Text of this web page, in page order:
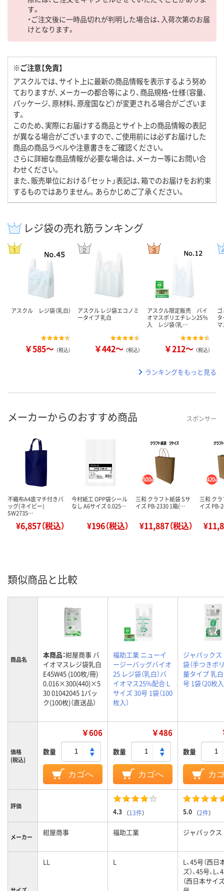
す。
・ご注文後に一時品切れが判明した場合は、入荷次第のお届
けとなります。
※ご注意【免責】
アスクルでは、サイト上に最新の商品情報を表示するよう努め
ておりますが、メーカーの都合等により、商品規格・仕様（容量、
パッケージ、原材料、原産国など）が変更される場合がございま
す。
このため、実際にお届けする商品とサイト上の商品情報の表記
が異なる場合がございますので、ご使用前には必ずお届けした
商品の商品ラベルや注意書きをご確認ください。
さらに詳細な商品情報が必要な場合は、メーカー等にお問い合
わせください。
また、販売単位における「セット」表記は、箱でのお届けをお約束
するものではありません。あらかじめご了承ください。
レジ袋の売れ筋ランキング
アスクル レジ袋（乳白）
￥585～ （税込）
アスクル レジ袋エコノミ
ータイプ 乳白
￥442～ （税込）
アスクル限定販売 バイ
オマスポリエチレン25％
入 レジ袋（乳…
￥212～ （税込）
ランキングをもっと見る
メーカーからのおすすめ商品 スポンサー
不織布A4底マチ付きバ
ッグ(ネイビー)
SW2735…
¥6,857（税込）
今村紙工 OPP袋シール
なし A6サイズ 0.025…
¥196（税込）
三和 クラフト紙袋 Sサ
イズ PB-2330 1箱(…
¥11,887（税込）
三和 ク
イズ PB-
類似商品と比較
商品名 本商品：紺屋商事 バ
イオマスレジ袋乳白
E45W45 (100枚/冊)
0.016×300(440)×5
30 01042045 1パッ
ク(100枚)（直送品）
福助工業 ニューイ
ージーバッグバイオ
25 レジ袋（乳白）バ
イオマス25%配合 L
サイズ 30号 1袋（100
枚入）
ジャパックス
袋（手つきポ
量タイプ 乳
号 1袋（20枚入
価格
(税込)
￥606
数量
カゴへ
￥486
数量
カゴへ
数量
カ
評価
4.3 （13件） 5.0 （2件）
メーカー 紺屋商事 福助工業 ジャパックス
LL L
L、45号（西日
ズ）、45号、L
（西日本サイズ